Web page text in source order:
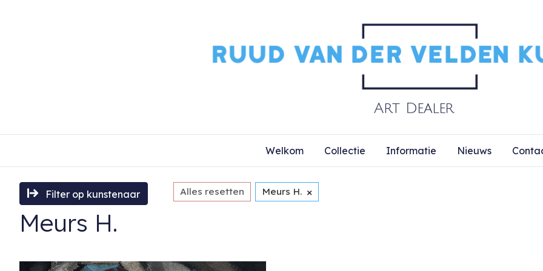
Welkom Collectie Informatie Nieuws
Filter op kunstenaar Alles resetten Meurs H. ×
Meurs H.